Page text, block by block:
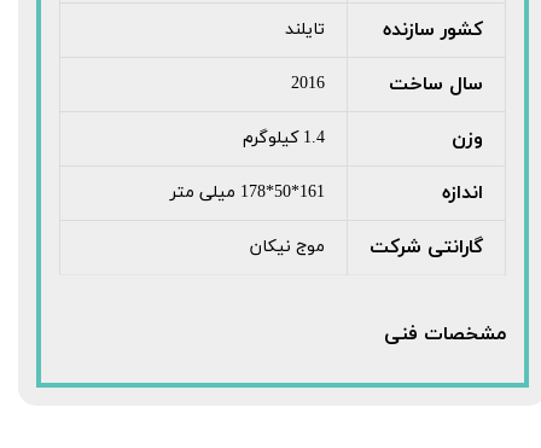
کشور سازنده تایلند
سال ساخت 2016
وزن 1.4 کیلوگرم
اندازه 161*50*178 میلی متر
گارانتی شرکت موج نیکان
مشخصات فنی